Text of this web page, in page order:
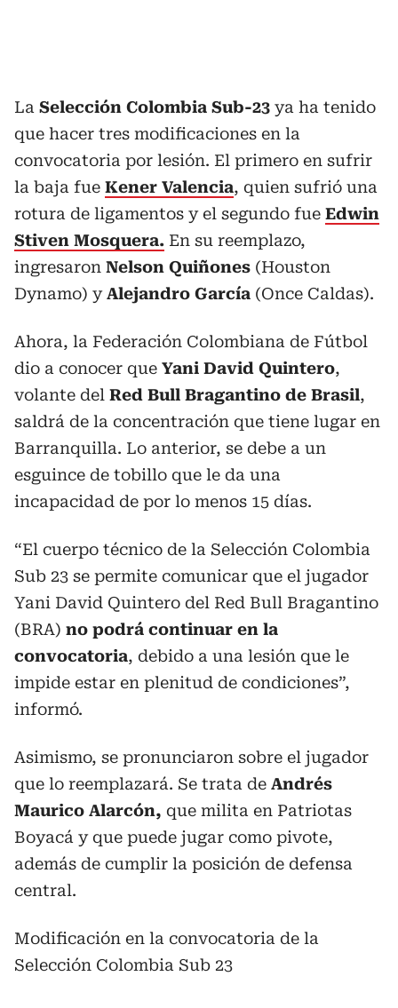
La Selección Colombia Sub-23 ya ha tenido
que hacer tres modificaciones en la
convocatoria por lesión. El primero en sufrir
la baja fue Kener Valencia, quien sufrió una
rotura de ligamentos y el segundo fue Edwin
Stiven Mosquera. En su reemplazo,
ingresaron Nelson Quiñones (Houston
Dynamo) yAlejandro García (Once Caldas).
Ahora, la Federación Colombiana de Fútbol
dio a conocer que Yani David Quintero,
volante del Red Bull Bragantino de Brasil,
saldrá de la concentración que tiene lugar en
Barranquilla. Lo anterior, se debe a un
esguince de tobillo que le da una
incapacidad de por lo menos 15 días.
“El cuerpo técnico de la Selección Colombia
Sub 23 se permite comunicar que el jugador
Yani David Quintero del Red Bull Bragantino
(BRA) no podrá continuar en la
convocatoria, debido a una lesión que le
impide estar en plenitud de condiciones”,
informó.
Asimismo, se pronunciaron sobre el jugador
que lo reemplazará. Se trata de Andrés
Maurico Alarcón, que milita en Patriotas
Boyacá y que puede jugar como pivote,
además de cumplir la posición de defensa
central.
Modificación en la convocatoria de la
Selección Colombia Sub 23